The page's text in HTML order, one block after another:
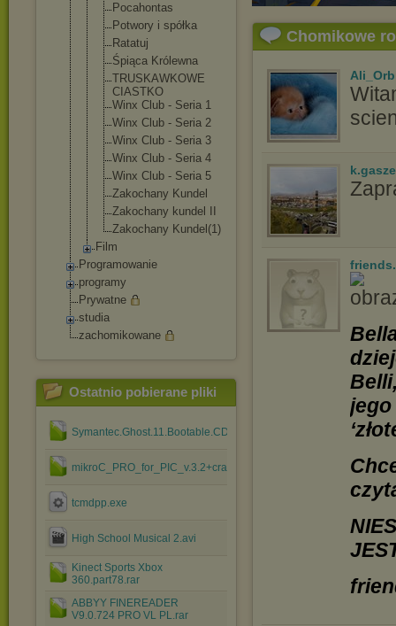
Pocahontas
Potwory i spółka
Ratatuj
Śpiąca Królewna
TRUSKAWKOWE
CIASTKO
Winx Club - Seria 1
Winx Club - Seria 2
Winx Club - Seria 3
Winx Club - Seria 4
Winx Club - Seria 5
Zakochany Kundel
Zakochany kundel II
Zakochany Kundel(1)
Film
Programowanie
programy
Prywatne
studia
zachomikowane
Ostatnio pobierane pliki
Symantec.Ghost.11.Bootable.CD.rar
mikroC_PRO_for_PIC_v.3.2+crack.rar
tcmdpp.exe
High School Musical 2.avi
Kinect Sports Xbox
360.part78.rar
ABBYY FINEREADER
V9.0.724 PRO VL PL.rar
Chomikowe
jego